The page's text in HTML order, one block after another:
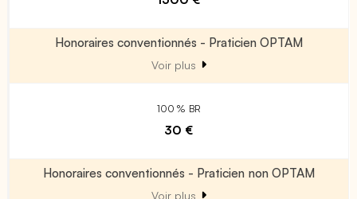
Honoraires conventionnés - Praticien OPTAM
Voir plus
100 % BR
30 €
Honoraires conventionnés - Praticien non OPTAM
Voir plus